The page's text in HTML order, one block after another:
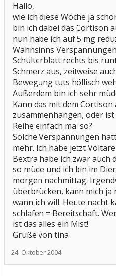
Hallo,
wie ich diese Woche ja
bin ich dabei das Cortison
nun habe ich auf 5 mg
Wahnsinns
Schulterblatt rechts bis
Schmerz aus, zeitweise
Bewegung tuts höllisch
Außerdem bin ich sehr
Kann das mit dem Cortison
zusammenhängen, oder
Reihe einfach mal so?
Solche Verspannungen
mehr. Ich habe jetzt
Bextra habe ich zwar auch
so müde und ich bin im
morgen nachmittag.
überbrücken, kann mich ja
wann ich will. Heute nacht
schlafen = Bereitschaft.
ist das alles ein Mist!
Grüße von tina
24. Oktober 2004